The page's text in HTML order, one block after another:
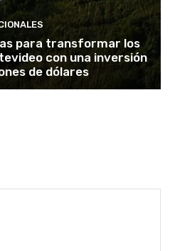
para transformar los
con una inversión
de dólares